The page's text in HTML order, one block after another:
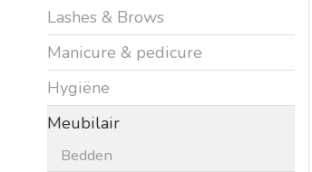
Lashes & Brows
Manicure & pedicure
Hygiëne
Meubilair
Bedden